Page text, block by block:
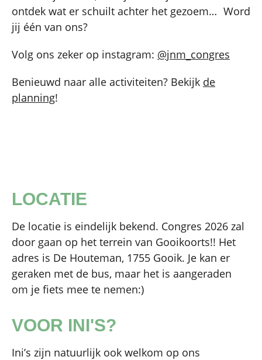
ontdek wat er schuilt achter het gezoem… Word
jij één van ons?
Volg ons zeker op instagram: @jnm_congres
Benieuwd naar alle activiteiten? Bekijk de
planning!
LOCATIE
De locatie is eindelijk bekend. Congres 2026 zal
door gaan op het terrein van Gooikoorts!! Het
adres is De Houteman, 1755 Gooik. Je kan er
geraken met de bus, maar het is aangeraden
om je fiets mee te nemen:)
VOOR INI'S?
Ini’s zijn natuurlijk ook welkom op ons